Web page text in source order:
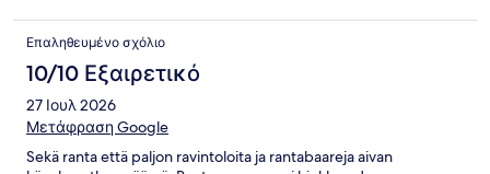
Επαληθευμένο σχόλιο
10/10 Εξαιρετικό
27 Ιουλ 2026
Μετάφραση Google
Sekä ranta että paljon ravintoloita ja rantabaareja aivan